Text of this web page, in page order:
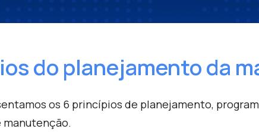
do planejamento da
os 6 princípios de planejamento,
manutenção.